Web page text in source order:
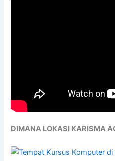
DIMANA LOKASI KARISMA